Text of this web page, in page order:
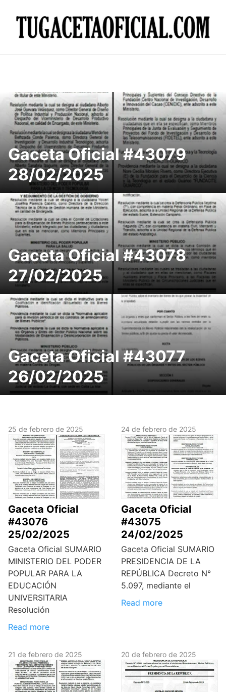
Gaceta Oficial #43079
28/02/2025
Gaceta Oficial #43078
27/02/2025
Gaceta Oficial #43077
26/02/2025
25 de febrero de 2025
Gaceta Oficial
#43076
25/02/2025
Gaceta Oficial SUMARIO
MINISTERIO DEL PODER
POPULAR PARA LA
EDUCACIÓN
UNIVERSITARIA
Resolución
Read more
24 de febrero de 2025
Gaceta Oficial
#43075
24/02/2025
Gaceta Oficial SUMARIO
PRESIDENCIA DE LA
REPÚBLICA Decreto N°
5.097, mediante el
Read more
21 de febrero de 2025 20 de febrero de 2025